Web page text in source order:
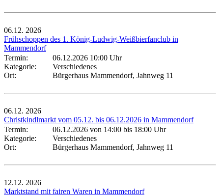
06.12. 2026
Frühschoppen des 1. König-Ludwig-Weißbierfanclub in
Mammendorf
Termin:
06.12.2026 10:00 Uhr
Kategorie:
Verschiedenes
Ort:
Bürgerhaus Mammendorf, Jahnweg 11
06.12. 2026
Christkindlmarkt vom 05.12. bis 06.12.2026 in Mammendorf
Termin:
06.12.2026 von 14:00 bis 18:00 Uhr
Kategorie:
Verschiedenes
Ort:
Bürgerhaus Mammendorf, Jahnweg 11
12.12. 2026
Marktstand mit fairen Waren in Mammendorf